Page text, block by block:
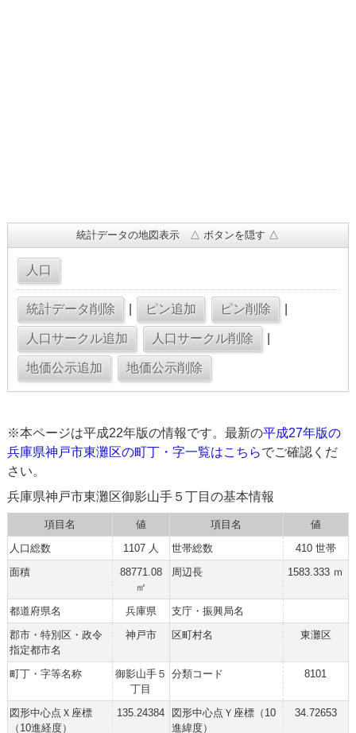
統計データの地図表示 △ ボタンを隠す △
※本ページは平成22年版の情報です。最新の平成27年版の
兵庫県神戸市東灘区の町丁・字一覧はこちらでご確認くだ
さい。
兵庫県神戸市東灘区御影山手５丁目の基本情報
項目名 値 項目名
値
人口総数
1107 人 世帯総数
410 世帯
面積
88771.08
㎡
周辺長 1583.333 ｍ
都道府県名 兵庫県
支庁・振興局名
郡市・特別区・政令
指定都市名
神戸市 区町村名 東灘区
町丁・字等名称
御影山手５
丁目
分類コード 8101
図形中心点Ｘ座標
（10進経度）
135.24384
図形中心点Ｙ座標（10
進緯度）
34.72653